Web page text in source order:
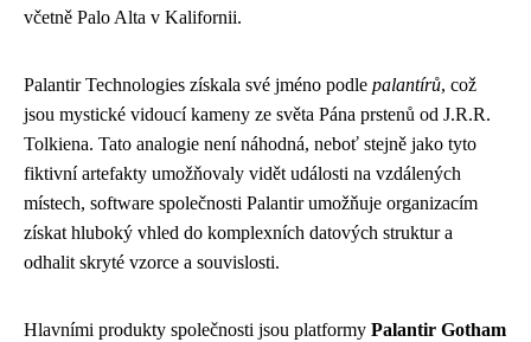
včetně Palo Alta v Kalifornii.
Palantir Technologies získala své jméno podle palantírů, což
jsou mystické vidoucí kameny ze světa Pána prstenů od J.R.R.
Tolkiena. Tato analogie není náhodná, neboť stejně jako tyto
fiktivní artefakty umožňovaly vidět události na vzdálených
místech, software společnosti Palantir umožňuje organizacím
získat hluboký vhled do komplexních datových struktur a
odhalit skryté vzorce a souvislosti.
Hlavními produkty společnosti jsou platformy Palantir Gotham